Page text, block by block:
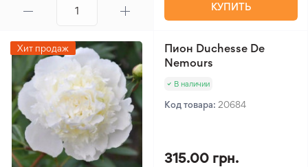
КУПИТЬ
Хит продаж
Пион Duchesse De
Nemours
В наличии
Код товара: 20684
315.00 грн.